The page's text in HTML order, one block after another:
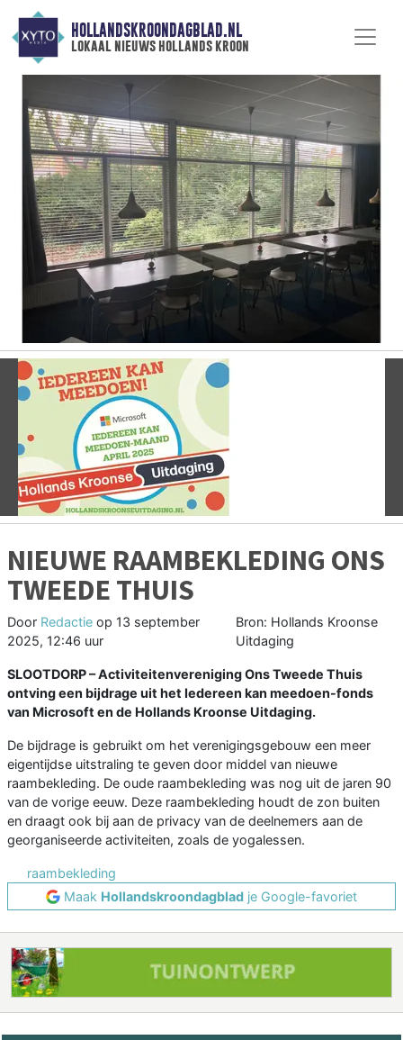
HOLLANDSKROONDAGBLAD.NL
lokaal nieuws hollands kroon
Vorige
NIEUWE RAAMBEKLEDING ONS
TWEEDE THUIS
Door Redactie op 13 september
2025, 12:46 uur
Bron: Hollands Kroonse
Uitdaging
SLOOTDORP – Activiteitenvereniging Ons Tweede Thuis
ontving een bijdrage uit het Iedereen kan meedoen-fonds
van Microsoft en de Hollands Kroonse Uitdaging.
De bijdrage is gebruikt om het verenigingsgebouw een meer
eigentijdse uitstraling te geven door middel van nieuwe
raambekleding. De oude raambekleding was nog uit de jaren 90
van de vorige eeuw. Deze raambekleding houdt de zon buiten
en draagt ook bij aan de privacy van de deelnemers aan de
georganiseerde activiteiten, zoals de yogalessen.
raambekleding
Maak Hollandskroondagblad je Google-favoriet